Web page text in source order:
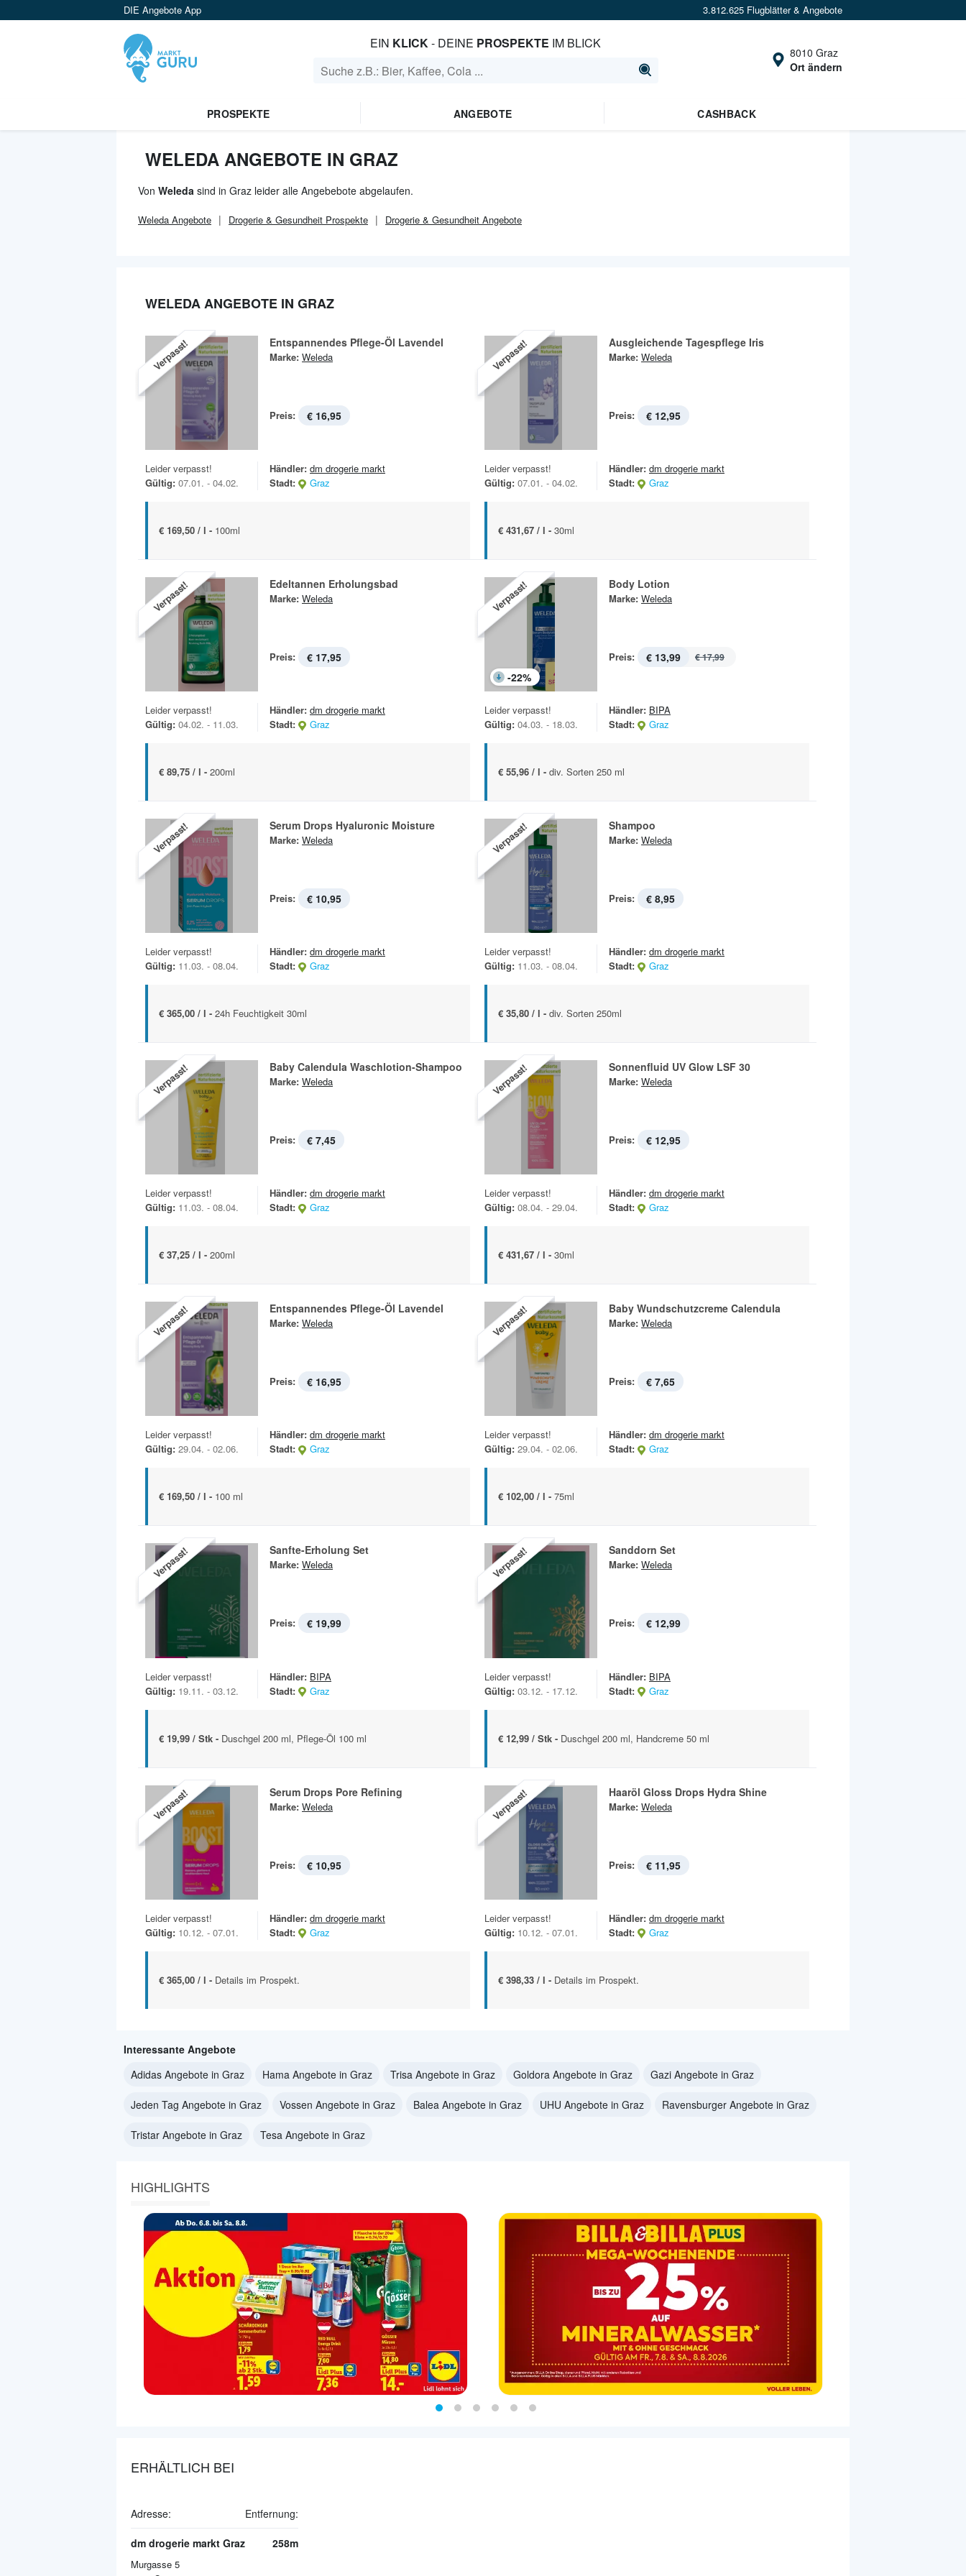
DIE Angebote App 3.812.625 Flugblätter & Angebote
EIN KLICK- DEINE PROSPEKTE IM BLICK
8010 Graz
Ort ändern
PROSPEKTE ANGEBOTE CASHBACK
WELEDA ANGEBOTE IN GRAZ
Von Weleda sind in Graz leider alle Angebebote abgelaufen.
Weleda Angebote Drogerie & Gesundheit Prospekte Drogerie & Gesundheit Angebote
WELEDA ANGEBOTE IN GRAZ
Verpasst! Entspannendes Pflege-Öl Lavendel
Marke: Weleda
Preis: € 16,95
Leider verpasst!
Gültig: 07.01. - 04.02.
Händler: dm drogerie markt
Stadt:
Graz
€ 169,50 / l - 100ml
Verpasst! Ausgleichende Tagespflege Iris
Marke: Weleda
Preis: € 12,95
Leider verpasst!
Gültig: 07.01. - 04.02.
Händler: dm drogerie markt
Stadt:
Graz
€ 431,67 / l - 30ml
Verpasst! Edeltannen Erholungsbad
Marke: Weleda
Preis: € 17,95
Leider verpasst!
Gültig: 04.02. - 11.03.
Händler: dm drogerie markt
Stadt:
Graz
€ 89,75 / l - 200ml
Verpasst!
-22%
Body Lotion
Marke: Weleda
Preis: € 13,99 € 17,99
Leider verpasst!
Gültig: 04.03. - 18.03.
Händler: BIPA
Stadt:
Graz
€ 55,96 / l - div. Sorten 250 ml
Verpasst! Serum Drops Hyaluronic Moisture
Marke: Weleda
Preis: € 10,95
Leider verpasst!
Gültig: 11.03. - 08.04.
Händler: dm drogerie markt
Stadt:
Graz
€ 365,00 / l - 24h Feuchtigkeit 30ml
Verpasst! Shampoo
Marke: Weleda
Preis: € 8,95
Leider verpasst!
Gültig: 11.03. - 08.04.
Händler: dm drogerie markt
Stadt:
Graz
€ 35,80 / l - div. Sorten 250ml
Verpasst! Baby Calendula Waschlotion-Shampoo
Marke: Weleda
Preis: € 7,45
Leider verpasst!
Gültig: 11.03. - 08.04.
Händler: dm drogerie markt
Stadt:
Graz
€ 37,25 / l - 200ml
Verpasst! Sonnenfluid UV Glow LSF 30
Marke: Weleda
Preis: € 12,95
Leider verpasst!
Gültig: 08.04. - 29.04.
Händler: dm drogerie markt
Stadt:
Graz
€ 431,67 / l - 30ml
Verpasst! Entspannendes Pflege-Öl Lavendel
Marke: Weleda
Preis: € 16,95
Leider verpasst!
Gültig: 29.04. - 02.06.
Händler: dm drogerie markt
Stadt:
Graz
€ 169,50 / l - 100 ml
Verpasst! Baby Wundschutzcreme Calendula
Marke: Weleda
Preis: € 7,65
Leider verpasst!
Gültig: 29.04. - 02.06.
Händler: dm drogerie markt
Stadt:
Graz
€ 102,00 / l - 75ml
Verpasst! Sanfte-Erholung Set
Marke: Weleda
Preis: € 19,99
Leider verpasst!
Gültig: 19.11. - 03.12.
Händler: BIPA
Stadt:
Graz
€ 19,99 / Stk - Duschgel 200 ml, Pflege-Öl 100 ml
Verpasst! Sanddorn Set
Marke: Weleda
Preis: € 12,99
Leider verpasst!
Gültig: 03.12. - 17.12.
Händler: BIPA
Stadt:
Graz
€ 12,99 / Stk - Duschgel 200 ml, Handcreme 50 ml
Verpasst! Serum Drops Pore Refining
Marke: Weleda
Preis: € 10,95
Leider verpasst!
Gültig: 10.12. - 07.01.
Händler: dm drogerie markt
Stadt:
Graz
€ 365,00 / l - Details im Prospekt.
Verpasst! Haaröl Gloss Drops Hydra Shine
Marke: Weleda
Preis: € 11,95
Leider verpasst!
Gültig: 10.12. - 07.01.
Händler: dm drogerie markt
Stadt:
Graz
€ 398,33 / l - Details im Prospekt.
Interessante Angebote
Adidas Angebote in Graz
Hama Angebote in Graz Trisa Angebote in Graz Goldora Angebote in Graz Gazi Angebote in Graz
Jeden Tag Angebote in Graz Vossen Angebote in Graz Balea Angebote in Graz UHU Angebote in Graz Ravensburger Angebote in Graz
Tristar Angebote in Graz Tesa Angebote in Graz
HIGHLIGHTS
ERHÄLTLICH BEI
Adresse: Entfernung:
dm drogerie markt Graz
Murgasse 5
258m